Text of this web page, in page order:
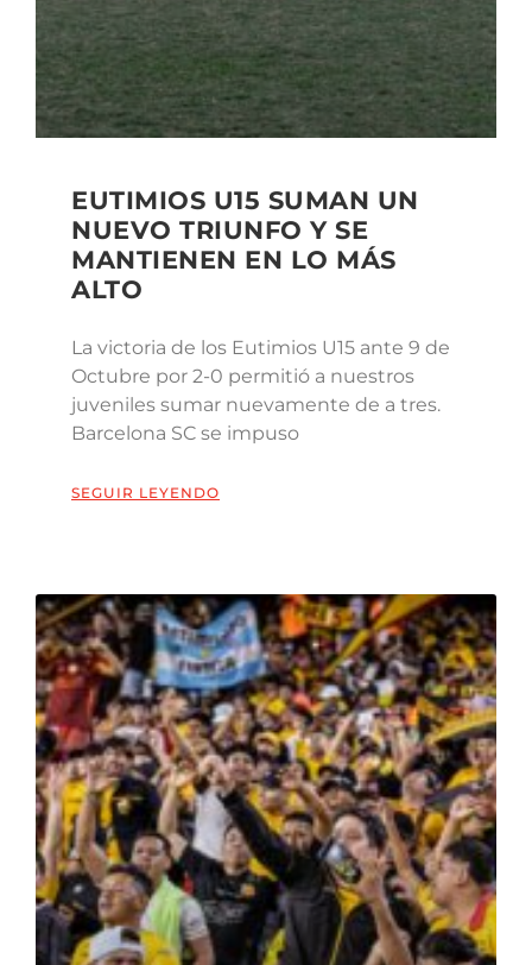
EUTIMIOS U15 SUMAN UN
NUEVO TRIUNFO Y SE
MANTIENEN EN LO MÁS
ALTO
La victoria de los Eutimios U15 ante 9 de
Octubre por 2-0 permitió a nuestros
juveniles sumar nuevamente de a tres.
Barcelona SC se impuso
SEGUIR LEYENDO